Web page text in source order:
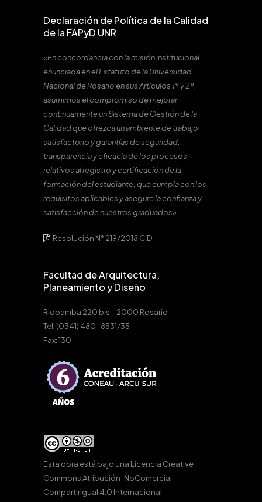
Declaración de Política de la Calidad
de la FAPyD UNR
«En concordancia con la misión institucional
enunciada en el Estatuto de la Universidad
Nacional de Rosario en sus Artículos 1º y 2º,
asumimos el compromiso de mejorar
continuamente un Sistema de Gestión de la
Calidad que ofrezca un ambiente de trabajo
satisfactorio y garantías de seguridad,
transparencia y eficacia de los procesos
relativos al registro y certificación de la
formación del estudiante, que cumpla con los
requisitos aplicables y asegure la confianza y
satisfacción de nuestros graduados».
Resolución N° 219/2018 C.D.
Facultad de Arquitectura,
Planeamiento y Diseño
Riobamba 220 bis – 2000 Rosario
Tel: (0341) 480-8531/35
Fax: 130
Esta obra está bajo una Licencia Creative
Commons Atribución-NoComercial-
CompartirIgual 4.0 Internacional.